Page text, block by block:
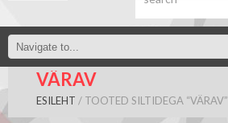
VÄRAV
ESILEHT / TOOTED SILTIDEGA “VÄRAV”